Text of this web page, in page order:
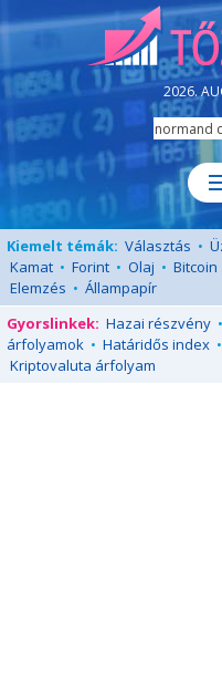
2026.
Kiemelt témák: Választás •
Kamat • Forint • Olaj • Bitcoin
Elemzés • Állampapír
Gyorslinkek: Hazai részvény •
árfolyamok • Határidős index •
Kriptovaluta árfolyam